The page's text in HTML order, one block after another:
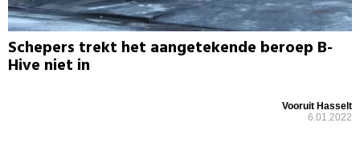
Schepers trekt het aangetekende beroep B-
Hive niet in
Vooruit Hasselt
6.01.2022